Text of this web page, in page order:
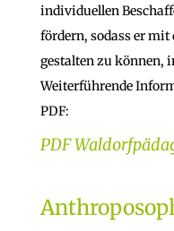
individuellen
fördern, sodass er mit
gestalten zu können,
Weiterführende
PDF:
PDF